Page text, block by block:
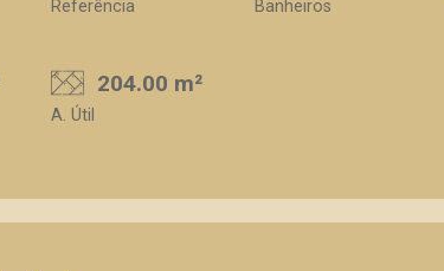
Referência Banheiros
204.00 m²
A. Útil